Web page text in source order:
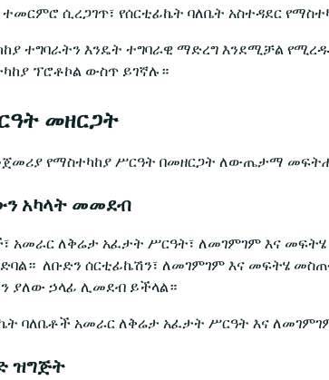
ሲረጋገጥ፣ የሰርቲፊኬት ባለቤት አስተዳደር
ተግባራትን እንዴት ተግባራዊ ማድረግ እንደሚቻል
ፕሮቶኮል ውስጥ ይገኛሉ።
መዘርጋት
የማስተካከያ ሥርዓት በመዘርጋት ለውጤታማ
አካላት መመደብ
አመራር ለቅሬታ አፈታት ሥርዓት፣ ለመገምገም እና
ለቡድን ሰርቲፊኬሽን፣ ለመገምገም እና መፍትሄ
ያለው ኃላፊ ሊመደብ ይችላል።
ባለቤቶች አመራር ለቅሬታ አፈታት ሥርዓት እና
ዝግጅት